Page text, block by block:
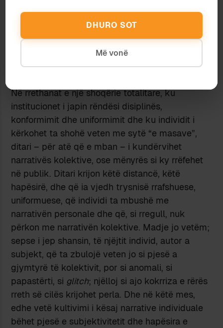
çalë, sado të paplotë, sado iluzive, sado
megalomane; tek e fundit, vetja e shkruar është
gjithnjë një projekt në proces. Ngjarjet e rrëfyera,
të parëndësishme në vetvete, fitojnë rëndësi
nëpërmjet zinxhirimit, ose si ngjarje që ti i bën të
Në rrethanat e një shoqërie totalitare, ku
institucionet i japin rëndësi disiplinës,
konformimit dhe uniformimit dhe ku individit i
kërkohet ta shohë veten me sytë “e masave”,
ditari – për atë që e mban – i kundërvihet
narrativës kolektive, ose mënyrës si ky rrëfehet
në publik. Ditari krijon këtë distancë, këtë
hapësirë, dhe që ia vjedh trysnisë rrafshuese,
uniformuese, që individi ta mbushë me
narrativën personale dhe që, si rregull, nuk
përkon me narrativën kolektive. Madje jo vetëm;
sepse i jep shansin, të njëjtit individ, autor a
subjekt, që ta zbulojë veten jo si pjesë a
gjymtyrë të kolektivit, por si anomali, si
papastërti, si glitch; njëlloj si ajo kokrriza e rërës
rreth së cilës krijohet perla. Dhe në këtë mes,
edhe vetë kultivimi i kësaj narrative individuale
bëhet pjesë e subjektivitetit dhe hapësira e
DHURO SOT
Më vonë